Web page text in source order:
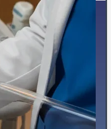
🏠خانه
🖥️خدمات تخصصی
🫀اکوکاردیوگرافی
📈اکو M-Mode
📸اکو دو بعدی
🌐اکو سه بعدی
📽️اکو چهاربعدی
🏃‍♀️استرس اکو
🧪کانتراست اکو
🍴اکو از مری
📊اکو داپلر طیفی